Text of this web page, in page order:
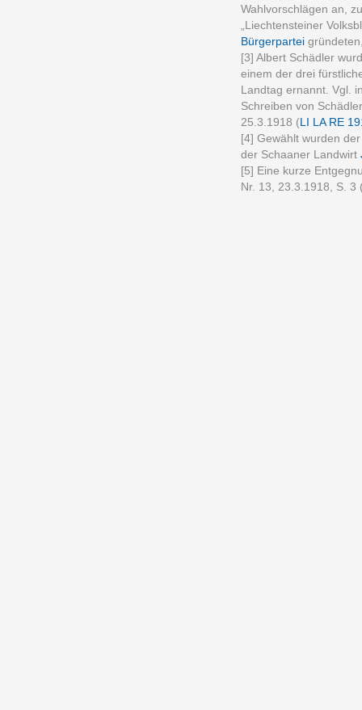
Wahlvorschlägen an,
„Liechtensteiner
Bürgerpartei
[3] Albert Schädler
einem der drei
Landtag ernannt. Vgl.
Schreiben von
25.3.1918 (LI LA RE
[4] Gewählt wurden
der Schaaner Landwirt
[5] Eine kurze
Nr. 13, 23.3.1918, S. 3